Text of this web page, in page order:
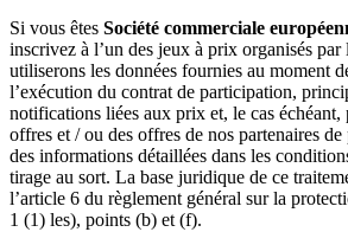
Si vous êtes Société commerciale
inscrivez à l’un des jeux à prix organisés par
utiliserons les données fournies au moment
l’exécution du contrat de participation,
notifications liées aux prix et, le cas
offres et / ou des offres de nos partenaires
des informations détaillées dans les
tirage au sort. La base juridique de ce
l’article 6 du règlement général sur la
1 (1) les), points (b) et (f).